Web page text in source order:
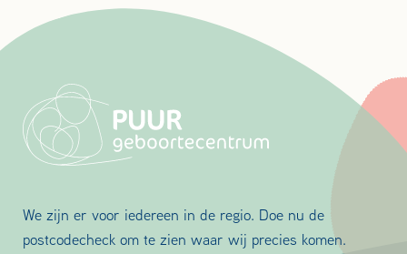
We zijn er voor iedereen in de regio. Doe nu de
postcodecheck om te zien waar wij precies komen.